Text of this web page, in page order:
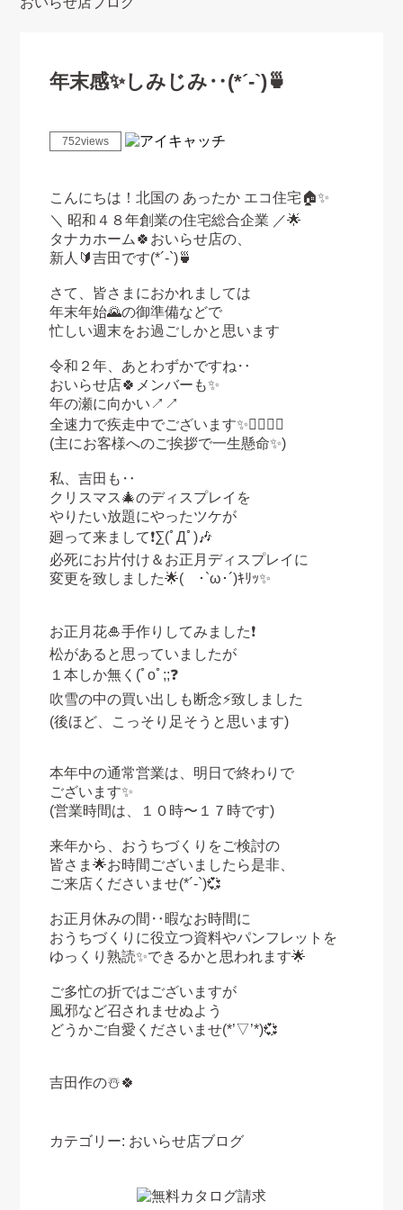
年末感✨しみじみ‥(*´-`)🍵
752views
こんにちは！北国の あったか エコ住宅🏠✨
＼ 昭和４８年創業の住宅総合企業 ／🌟
タナカホーム🍀おいらせ店の、
新人🔰吉田です(*´-`)🍵
さて、皆さまにおかれましては
年末年始🌄の御準備などで
忙しい週末をお過ごしかと思います
令和２年、あとわずかですね‥
おいらせ店🍀メンバーも✨
年の瀬に向かい↗︎↗︎
全速力で疾走中でございます✨🏃‍♀️🏃‍♂️
(主にお客様へのご挨拶で一生懸命✨)
私、吉田も‥
クリスマス🎄のディスプレイを
やりたい放題にやったツケが
廻って来まして❗️∑(ﾟДﾟ)🎶
必死にお片付け＆お正月ディスプレイに
変更を致しました🌟( ･`ω･´)ｷﾘｯ✨
お正月花🎍手作りしてみました❗️
松があると思っていましたが
１本しか無く (ﾟoﾟ;;❓
吹雪の中の買い出しも断念⚡️致しました
(後ほど、こっそり足そうと思います)
本年中の通常営業は、明日で終わりで
ございます✨
(営業時間は、１０時〜１７時です)
来年から、おうちづくりをご検討の
皆さま🌟お時間ございましたら是非、
ご来店くださいませ(*´-`)💞
お正月休みの間‥暇なお時間に
おうちづくりに役立つ資料やパンフレットを
ゆっくり熟読✨できるかと思われます🌟
ご多忙の折ではございますが
風邪など召されませぬよう
どうかご自愛くださいませ(*’▽’*)💞
吉田作の☃️🍀
カテゴリー: おいらせ店ブログ